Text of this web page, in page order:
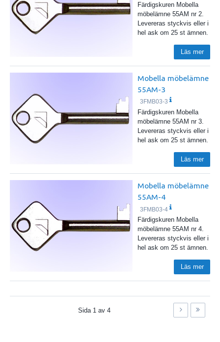
Färdigskuren Mobella
möbelämne 55AM nr 2.
Levereras styckvis eller i
hel ask om 25 st ämnen.
Läs mer
Mobella möbelämne
55AM-3
3FMB03-3
Färdigskuren Mobella
möbelämne 55AM nr 3.
Levereras styckvis eller i
hel ask om 25 st ämnen.
Läs mer
Mobella möbelämne
55AM-4
3FMB03-4
Färdigskuren Mobella
möbelämne 55AM nr 4.
Levereras styckvis eller i
hel ask om 25 st ämnen.
Läs mer
Sida 1 av 4